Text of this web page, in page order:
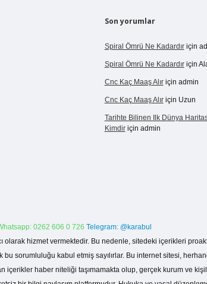
Son yorumlar
Spiral Ömrü Ne Kadardıriçin
Spiral Ömrü Ne Kadardıriçin
Cnc Kaç Maaş Alıriçin admin
Cnc Kaç Maaş Alıriçin Uzun
Tarihte Bilinen Ilk Dünya
Kimdiriçin admin
0262 606 0 726 Telegram: @karabul
olarak hizmet vermektedir. Bu nedenle, sitedeki içerikleri
sorumluluğu kabul etmiş sayılırlar. Bu internet sitesi,
içerikler haber niteliği taşımamakta olup, gerçek kurum ve